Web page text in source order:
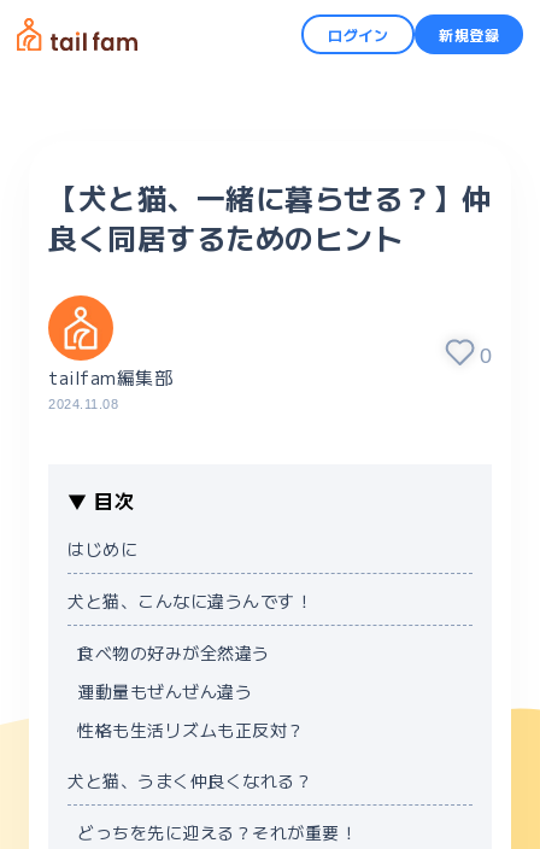
ログイン 新規登録
【犬と猫、一緒に暮らせる？】仲
良く同居するためのヒント
tailfam編集部
2024.11.08
0
▼ 目次
はじめに
犬と猫、こんなに違うんです！
食べ物の好みが全然違う
運動量もぜんぜん違う
性格も生活リズムも正反対？
犬と猫、うまく仲良くなれる？
どっちを先に迎える？それが重要！